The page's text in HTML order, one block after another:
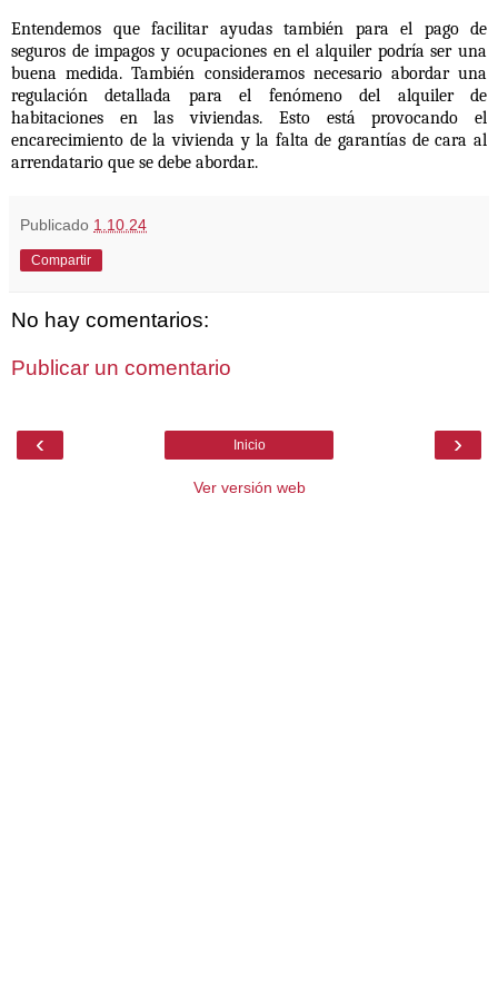
Entendemos que facilitar ayudas también para el pago de
seguros de impagosy ocupaciones en el alquiler podría ser una
buena medida.También consideramos necesario abordar una
regulación detallada para el fenómeno del alquiler de
habitaciones en las viviendas. Esto está provocando el
encarecimiento de la vivienda y la falta de garantías de cara al
arrendatario que se debe abordar..
Publicado 1.10.24
Compartir
No hay comentarios:
Publicar un comentario
‹ ›
Inicio
Ver versión web